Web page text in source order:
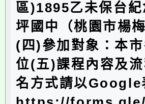
區)1895乙未保台
坪國中（桃園市楊
(四)參加對象：本
位(五)課程內容及
名方式請以